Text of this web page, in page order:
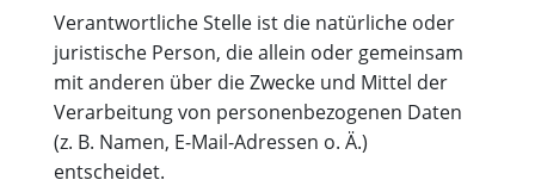
Verantwortliche Stelle ist die natürliche oder
juristische Person, die allein oder gemeinsam
mit anderen über die Zwecke und Mittel der
Verarbeitung von personenbezogenen Daten
(z. B. Namen, E-Mail-Adressen o. Ä.)
entscheidet.